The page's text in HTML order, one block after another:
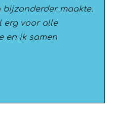
maakte.
erg voor alle
en ik samen